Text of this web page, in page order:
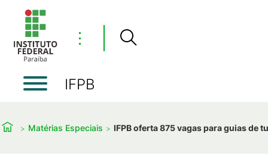
⋮
IFPB
Matérias Especiais IFPB oferta 875 vagas para guias de